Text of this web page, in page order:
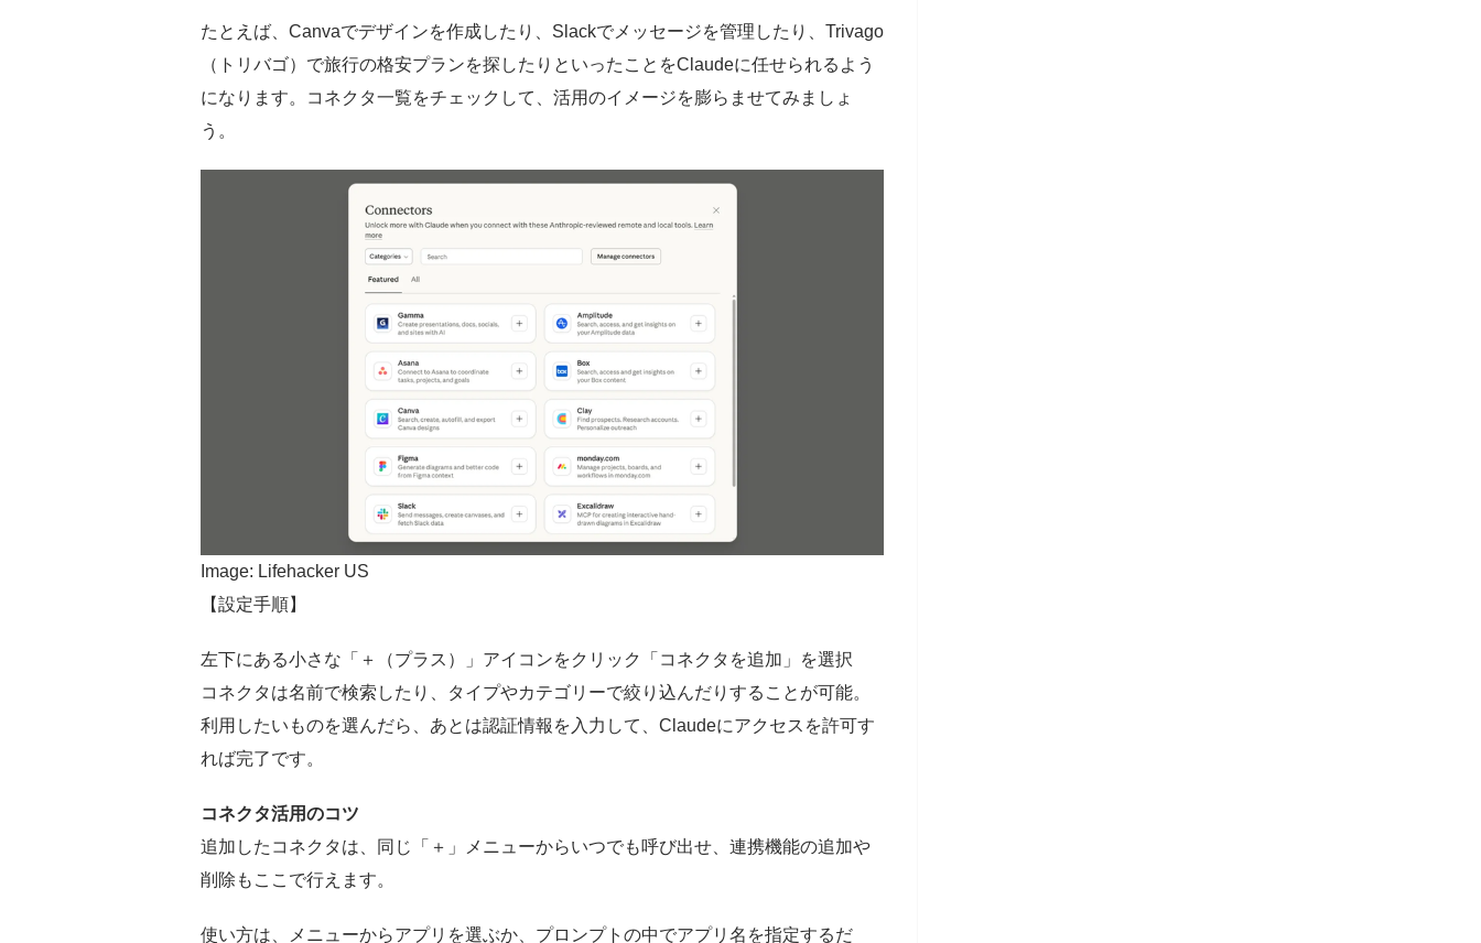
たとえば、Canvaでデザインを作成したり、Slackでメッセージを管理したり、Trivago
（トリバゴ）で旅行の格安プランを探したりといったことをClaudeに任せられるよう
になります。コネクタ一覧をチェックして、活用のイメージを膨らませてみましょ
う。
Image: Lifehacker US
【設定手順】
左下にある小さな「＋（プラス）」アイコンをクリック「コネクタを追加」を選択
コネクタは名前で検索したり、タイプやカテゴリーで絞り込んだりすることが可能。
利用したいものを選んだら、あとは認証情報を入力して、Claudeにアクセスを許可す
れば完了です。
コネクタ活用のコツ
追加したコネクタは、同じ「＋」メニューからいつでも呼び出せ、連携機能の追加や
削除もここで行えます。
使い方は、メニューからアプリを選ぶか、プロンプトの中でアプリ名を指定するだ